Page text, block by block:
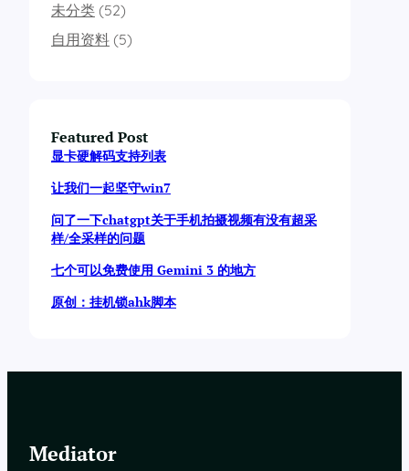
未分类 (52)
自用资料 (5)
Featured Post
显卡硬解码支持列表
让我们一起坚守win7
问了一下chatgpt关于手机拍摄视频有没有超采
样/全采样的问题
七个可以免费使用 Gemini 3 的地方
原创：挂机锁ahk脚本
Mediator